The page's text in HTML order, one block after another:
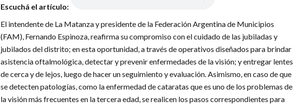
Escuchá el artículo:
El intendente de La Matanza y presidente de la Federación Argentina de Municipios
(FAM), Fernando Espinoza, reafirma su compromiso con el cuidado de las jubiladas y
jubilados del distrito; en esta oportunidad, a través de operativos diseñados para brindar
asistencia oftalmológica, detectar y prevenir enfermedades de la visión; y entregar lentes
de cerca y de lejos, luego de hacer un seguimiento y evaluación. Asimismo, en caso de que
se detecten patologías, como la enfermedad de cataratas que es uno de los problemas de
la visión más frecuentes en la tercera edad, se realicen los pasos correspondientes para